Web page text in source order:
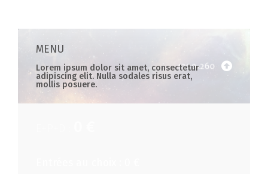
MENU
Lorem ipsum dolor sit amet, consectetur
adipiscing elit. Nulla sodales risus erat,
mollis posuere.